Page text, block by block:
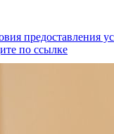
предоставления
по ссылке